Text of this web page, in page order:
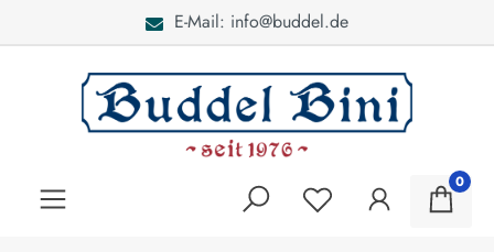
E-Mail: info@buddel.de
0